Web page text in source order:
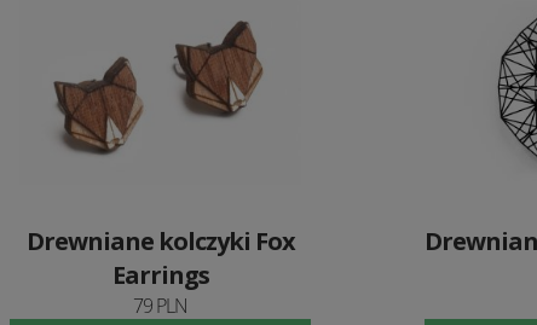
Drewniane kolczyki Fox
Earrings
79 PLN